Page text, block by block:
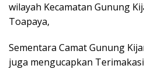
wilayah Kecamatan Gunung
Toapaya,
Sementara Camat Gunung
juga mengucapkan